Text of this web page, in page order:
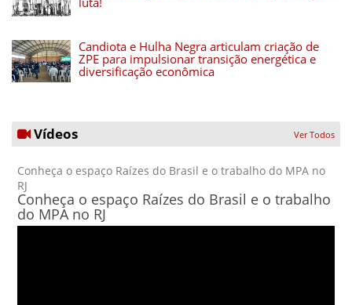
Candiota e Hulha Negra articulam criação de
ZPE para impulsionar transição energética e
diversificação econômica
Vídeos Ver Todos
Conheça o espaço Raízes do Brasil e o trabalho do MPA no
RJ
Conheça o espaço Raízes do Brasil e o trabalho
do MPA no RJ